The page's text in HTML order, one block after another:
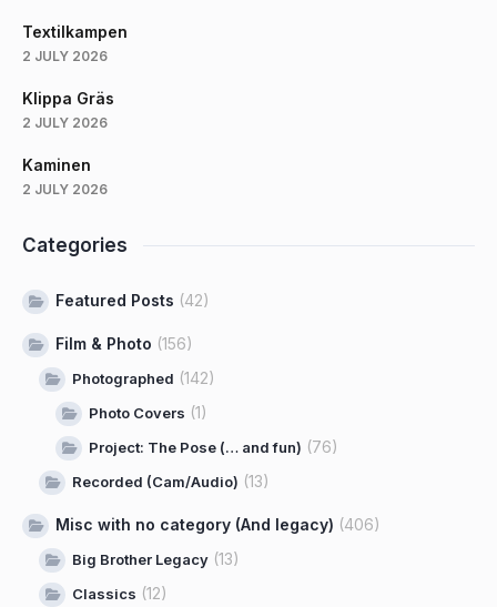
Textilkampen
2 JULY 2026
Klippa Gräs
2 JULY 2026
Kaminen
2 JULY 2026
Categories
Featured Posts (42)
Film & Photo (156)
Photographed (142)
Photo Covers (1)
Project: The Pose (… and fun) (76)
Recorded (Cam/Audio) (13)
Misc with no category (And legacy) (406)
Big Brother Legacy (13)
Classics (12)